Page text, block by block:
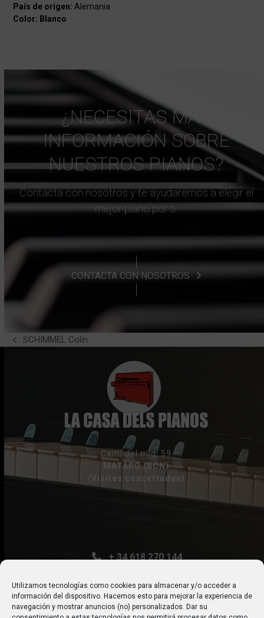
Utilizamos tecnologías como cookies para almacenar y/o acceder a
información del dispositivo. Hacemos esto para mejorar la experiencia de
navegación y mostrar anuncios (no) personalizados. Dar su
País de origen: Alemania
Color: Blanco
¿NECESITAS MÁS
INFORMACIÓN SOBRE
NUESTROS PIANOS?
Contacta con nosotros y te ayudaremos a elegir el
mejor piano por ti.
CONTACTA CON NOSOTROS
previous
SCHIMMEL Colin
Camí del mig, 59
MATARÓ (BCN)
(Visites concertades)
+ 34 618 270 144